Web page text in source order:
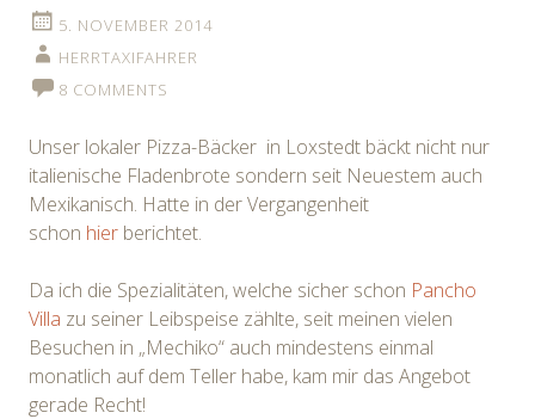
5. NOVEMBER 2014
HERRTAXIFAHRER
8 COMMENTS
Unser lokaler Pizza-Bäcker in Loxstedt bäckt nicht nur
italienische Fladenbrote sondern seit Neuestem auch
Mexikanisch. Hatte in der Vergangenheit
schon hier berichtet.
Da ich die Spezialitäten, welche sicher schon Pancho
Villa zu seiner Leibspeise zählte, seit meinen vielen
Besuchen in „Mechiko“ auch mindestens einmal
monatlich auf dem Teller habe, kam mir das Angebot
gerade Recht!